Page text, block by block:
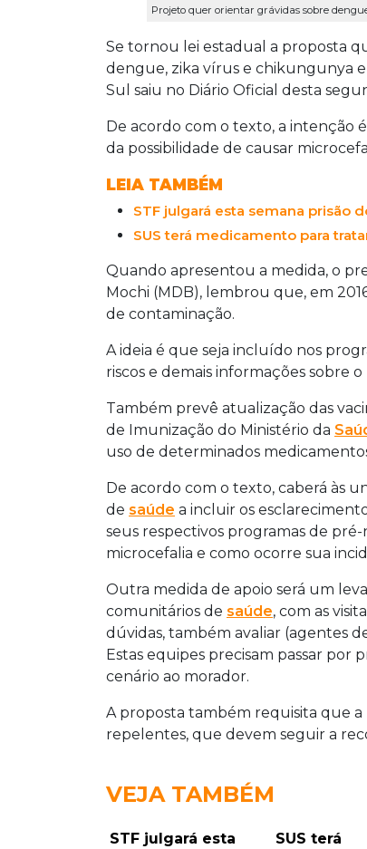
Projeto quer orientar grávidas sobre
Se tornou lei estadual a proposta
dengue, zika vírus e chikungunya
Sul saiu no Diário Oficial desta
De acordo com o texto, a intenção
da possibilidade de causar
LEIA TAMBÉM
STF julgará esta semana prisão
SUS terá medicamento para
Quando apresentou a medida, o
Mochi (MDB), lembrou que, em
de contaminação.
A ideia é que seja incluído nos
riscos e demais informações sobre
Também prevê atualização das
de Imunização do Ministério da
uso de determinados
De acordo com o texto, caberá às
de saúde a incluir os
seus respectivos programas de
microcefalia e como ocorre sua
Outra medida de apoio será um
comunitários de saúde, com as
dúvidas, também avaliar (agentes
Estas equipes precisam passar por
cenário ao morador.
A proposta também requisita que
repelentes, que devem seguir a
VEJA TAMBÉM
STF julgará esta
SUS terá